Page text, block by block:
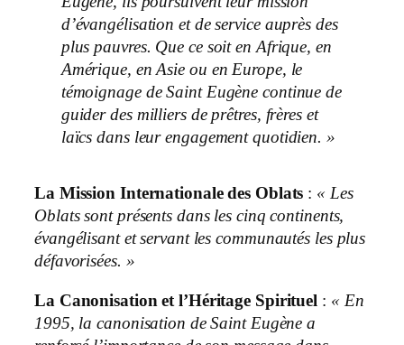
d’évangélisation et de service auprès des
plus pauvres. Que ce soit en Afrique, en
Amérique, en Asie ou en Europe, le
témoignage de Saint Eugène continue de
guider des milliers de prêtres, frères et
laïcs dans leur engagement quotidien. »
La Mission Internationale des Oblats : « Les
Oblats sont présents dans les cinq continents,
évangélisant et servant les communautés les plus
défavorisées. »
La Canonisation et l’Héritage Spirituel : « En
1995, la canonisation de Saint Eugène a